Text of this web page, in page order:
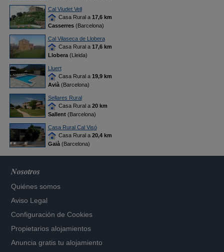
Cal Viudet Vell
Casa Rural a 17,6 km
Casserres(Barcelona)
Cal Vilaseca de Llobera
Casa Rural a 17,6 km
Llobera(Lleida)
Lluert
Casa Rural a 19,9 km
Avià(Barcelona)
Sellares Rural
Casa Rural a 20 km
Sallent(Barcelona)
Casa Rural Cal Visó
Casa Rural a 20,4 km
Gaià(Barcelona)
Nosotros
Quiénes somos
Aviso Legal
Configuración de Cookies
Propietarios alojamientos
Anuncia gratis tu alojamiento